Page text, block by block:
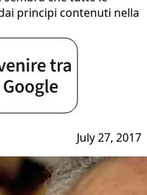
principi contenuti nella
July 27, 2017